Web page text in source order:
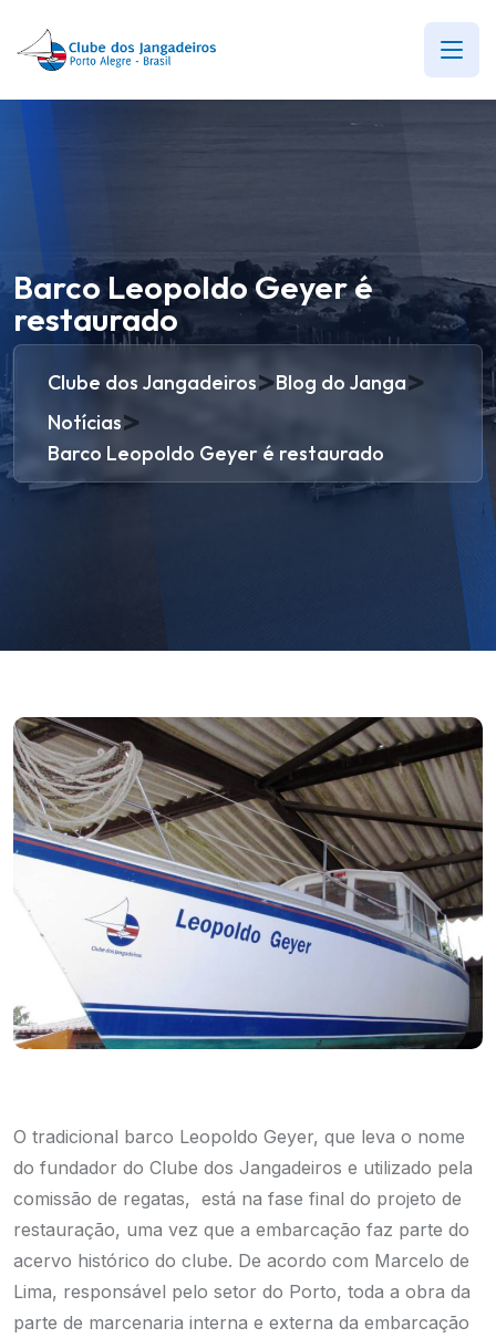
Barco Leopoldo Geyer é
restaurado
Clube dos Jangadeiros>Blog do Janga>
Notícias>
Barco Leopoldo Geyer é restaurado
O tradicional barco Leopoldo Geyer, que leva o nome
do fundador do Clube dos Jangadeiros e utilizado pela
comissão de regatas, está na fase final do projeto de
restauração, uma vez que a embarcação faz parte do
acervo histórico do clube. De acordo com Marcelo de
Lima, responsável pelo setor do Porto, toda a obra da
parte de marcenaria interna e externa da embarcação